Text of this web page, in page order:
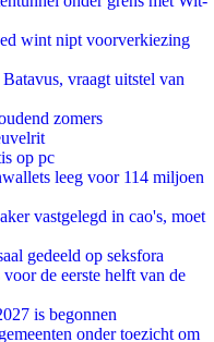
wint nipt voorverkiezing
vraagt uitstel van
zomers
op pc
leeg voor 114 miljoen
vastgelegd in cao's, moet
gedeeld op seksfora
de eerste helft van de
is begonnen
onder toezicht om